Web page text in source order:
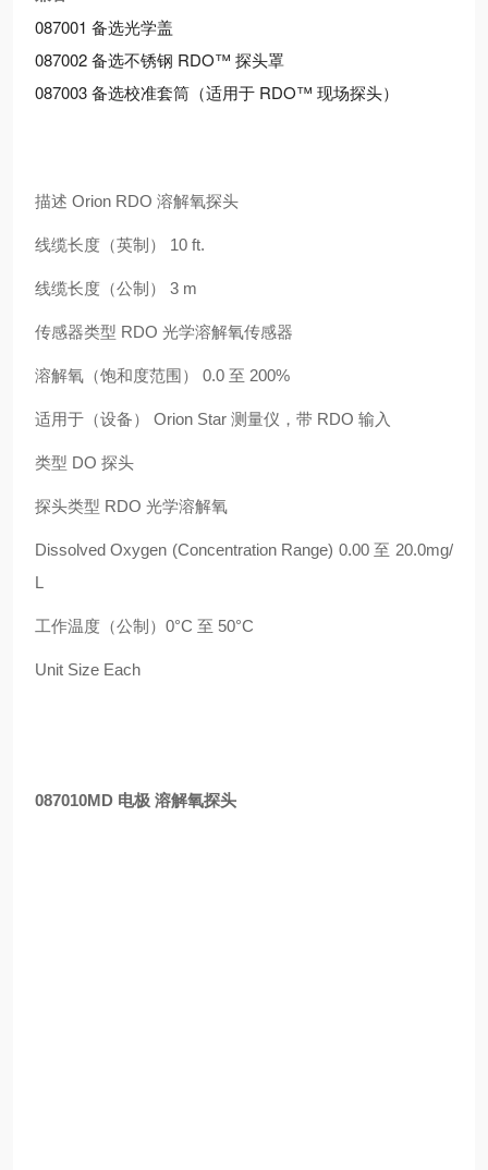
087001 备选光学盖
087002 备选不锈钢 RDO™ 探头罩
087003 备选校准套筒（适用于 RDO™ 现场探头）
描述 Orion RDO 溶解氧探头
线缆长度（英制） 10 ft.
线缆长度（公制） 3 m
传感器类型 RDO 光学溶解氧传感器
溶解氧（饱和度范围） 0.0 至 200%
适用于（设备） Orion Star 测量仪，带 RDO 输入
类型 DO 探头
探头类型 RDO 光学溶解氧
Dissolved Oxygen (Concentration Range) 0.00 至 20.0mg/
L
工作温度（公制）0°C 至 50°C
Unit Size Each
087010MD 电极 溶解氧探头